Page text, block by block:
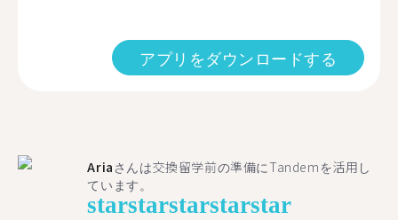
アプリをダウンロードする
Aria さんは交換留学前の準備にTandemを活用し
ています。
starstarstarstarstar